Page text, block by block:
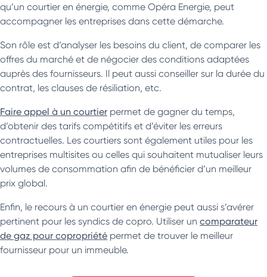
qu’un courtier en énergie, comme Opéra Energie, peut
accompagner les entreprises dans cette démarche.
Son rôle est d’analyser les besoins du client, de comparer les
offres du marché et de négocier des conditions adaptées
auprès des fournisseurs. Il peut aussi conseiller sur la durée du
contrat, les clauses de résiliation, etc.
Faire appel à un courtier permet de gagner du temps,
d’obtenir des tarifs compétitifs et d’éviter les erreurs
contractuelles. Les courtiers sont également utiles pour les
entreprises multisites ou celles qui souhaitent mutualiser leurs
volumes de consommation afin de bénéficier d’un meilleur
prix global.
Enfin, le recours à un courtier en énergie peut aussi s’avérer
pertinent pour les syndics de copro. Utiliser un comparateur
de gaz pour copropriété permet de trouver le meilleur
fournisseur pour un immeuble.